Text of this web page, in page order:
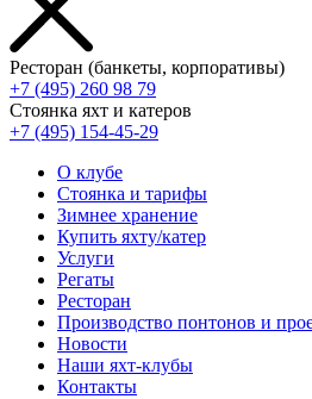
Ресторан (банкеты, корпоративы)
+7 (495) 260 98 79
Стоянка яхт и катеров
+7 (495) 154-45-29
О клубе
Стоянка и тарифы
Зимнее хранение
Купить яхту/катер
Услуги
Регаты
Ресторан
Производство понтонов и
Новости
Наши яхт-клубы
Контакты